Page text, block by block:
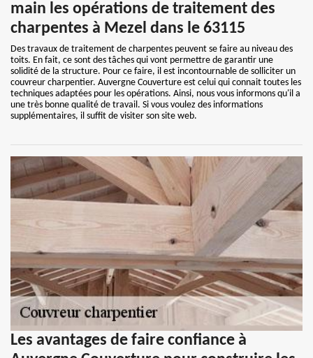
main les opérations de traitement des
charpentes à Mezel dans le 63115
Des travaux de traitement de charpentes peuvent se faire au niveau des
toits. En fait, ce sont des tâches qui vont permettre de garantir une
solidité de la structure. Pour ce faire, il est incontournable de solliciter un
couvreur charpentier. Auvergne Couverture est celui qui connait toutes les
techniques adaptées pour les opérations. Ainsi, nous vous informons qu'il a
une très bonne qualité de travail. Si vous voulez des informations
supplémentaires, il suffit de visiter son site web.
Les avantages de faire confiance à